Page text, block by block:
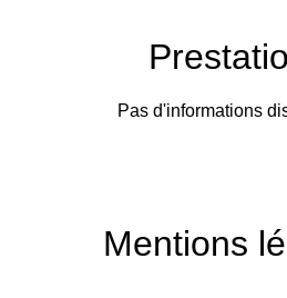
Pas d'informations
Mentions